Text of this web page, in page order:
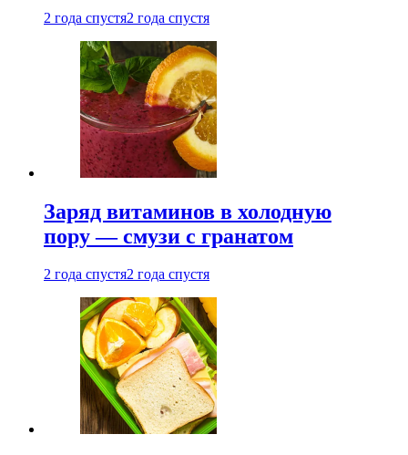
2 года спустя2 года спустя
Заряд витаминов в холодную
пору — смузи с гранатом
2 года спустя2 года спустя